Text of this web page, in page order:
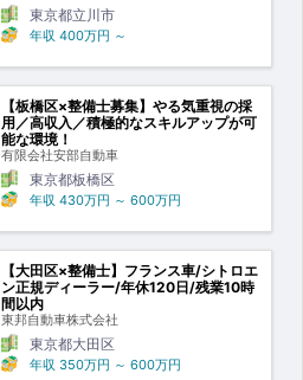
東京都立川市
年収 400万円 ～
【板橋区×整備士募集】やる気重視の採
用／高収入／積極的なスキルアップが可
能な環境！
有限会社安部自動車
東京都板橋区
年収 430万円 ～ 600万円
【大田区×整備士】フランス車/シトロエ
ン正規ディーラー/年休120日/残業10時
間以内
東邦自動車株式会社
東京都大田区
年収 350万円 ～ 600万円